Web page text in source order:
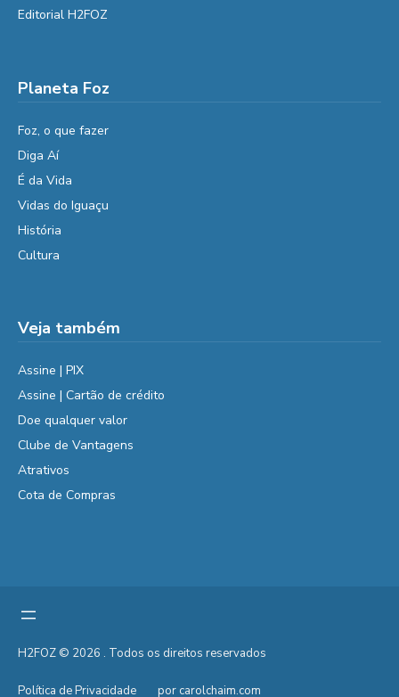
Editorial H2FOZ
Planeta Foz
Foz, o que fazer
Diga Aí
É da Vida
Vidas do Iguaçu
História
Cultura
Veja também
Assine | PIX
Assine | Cartão de crédito
Doe qualquer valor
Clube de Vantagens
Atrativos
Cota de Compras
H2FOZ © 2026 . Todos os direitos reservados
Política de Privacidade por carolchaim.com